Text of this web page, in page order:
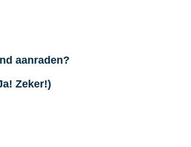
aanraden?
Zeker!)